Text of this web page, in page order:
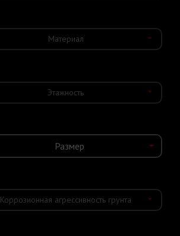
Материал
Этажность
Коррозионная агрессивность грунта